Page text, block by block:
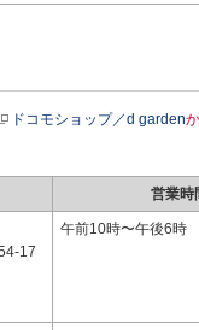
ドコモショップ／d garden
営業時
17
午前10時〜午後6時